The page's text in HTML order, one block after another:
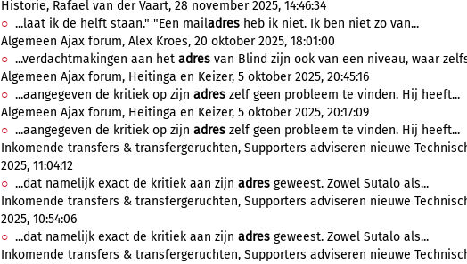
Historie, Rafael van der Vaart, 28 november 2025, 14:46:34
...laat ik de helft staan." "Een mailadres heb ik niet. Ik ben niet zo van...
Algemeen Ajax forum, Alex Kroes, 20 oktober 2025, 18:01:00
...verdachtmakingen aan het adres van Blind zijn ook van een niveau, waar
Algemeen Ajax forum, Heitinga en Keizer, 5 oktober 2025, 20:45:16
...aangegeven de kritiek op zijn adres zelf geen probleem te vinden. Hij heeft...
Algemeen Ajax forum, Heitinga en Keizer, 5 oktober 2025, 20:17:09
...aangegeven de kritiek op zijn adres zelf geen probleem te vinden. Hij heeft...
Inkomende transfers & transfergeruchten, Supporters adviseren nieuwe
2025, 11:04:12
...dat namelijk exact de kritiek aan zijn adres geweest. Zowel Sutalo als...
Inkomende transfers & transfergeruchten, Supporters adviseren nieuwe
2025, 10:54:06
...dat namelijk exact de kritiek aan zijn adres geweest. Zowel Sutalo als...
Inkomende transfers & transfergeruchten, Supporters adviseren nieuwe